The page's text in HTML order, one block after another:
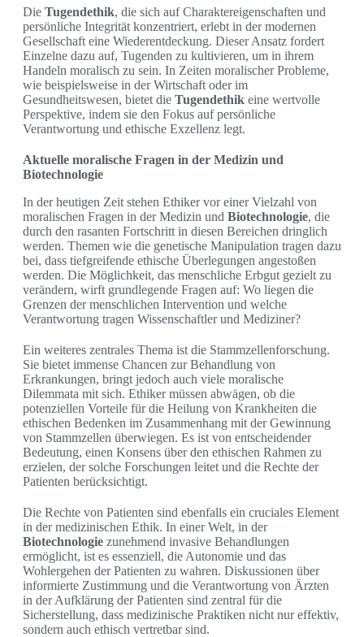
Die Tugendethik, die sich auf Charaktereigenschaften und
persönliche Integrität konzentriert, erlebt in der modernen
Gesellschaft eine Wiederentdeckung. Dieser Ansatz fordert
Einzelne dazu auf, Tugenden zu kultivieren, um in ihrem
Handeln moralisch zu sein. In Zeiten moralischer Probleme,
wie beispielsweise in der Wirtschaft oder im
Gesundheitswesen, bietet die Tugendethik eine wertvolle
Perspektive, indem sie den Fokus auf persönliche
Verantwortung und ethische Exzellenz legt.
Aktuelle moralische Fragen in der Medizin und
Biotechnologie
In der heutigen Zeit stehen Ethiker vor einer Vielzahl von
moralischen Fragen in der Medizin und Biotechnologie, die
durch den rasanten Fortschritt in diesen Bereichen dringlich
werden. Themen wie die genetische Manipulation tragen dazu
bei, dass tiefgreifende ethische Überlegungen angestoßen
werden. Die Möglichkeit, das menschliche Erbgut gezielt zu
verändern, wirft grundlegende Fragen auf: Wo liegen die
Grenzen der menschlichen Intervention und welche
Verantwortung tragen Wissenschaftler und Mediziner?
Ein weiteres zentrales Thema ist die Stammzellenforschung.
Sie bietet immense Chancen zur Behandlung von
Erkrankungen, bringt jedoch auch viele moralische
Dilemmata mit sich. Ethiker müssen abwägen, ob die
potenziellen Vorteile für die Heilung von Krankheiten die
ethischen Bedenken im Zusammenhang mit der Gewinnung
von Stammzellen überwiegen. Es ist von entscheidender
Bedeutung, einen Konsens über den ethischen Rahmen zu
erzielen, der solche Forschungen leitet und die Rechte der
Patienten berücksichtigt.
Die Rechte von Patienten sind ebenfalls ein cruciales Element
in der medizinischen Ethik. In einer Welt, in der
Biotechnologie zunehmend invasive Behandlungen
ermöglicht, ist es essenziell, die Autonomie und das
Wohlergehen der Patienten zu wahren. Diskussionen über
informierte Zustimmung und die Verantwortung von Ärzten
in der Aufklärung der Patienten sind zentral für die
Sicherstellung, dass medizinische Praktiken nicht nur effektiv,
sondern auch ethisch vertretbar sind.